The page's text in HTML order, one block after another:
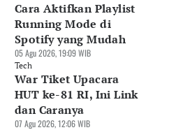
Cara Aktifkan Playlist
Running Mode di
Spotify yang Mudah
05 Agu 2026, 19:09 WIB
Tech
War Tiket Upacara
HUT ke-81 RI, Ini Link
dan Caranya
07 Agu 2026, 12:06 WIB